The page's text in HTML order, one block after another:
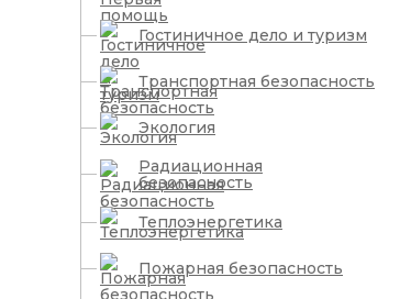
Гостиничное дело и туризм
Транспортная безопасность
Экология
Радиационная
безопасность
Теплоэнергетика
Пожарная безопасность